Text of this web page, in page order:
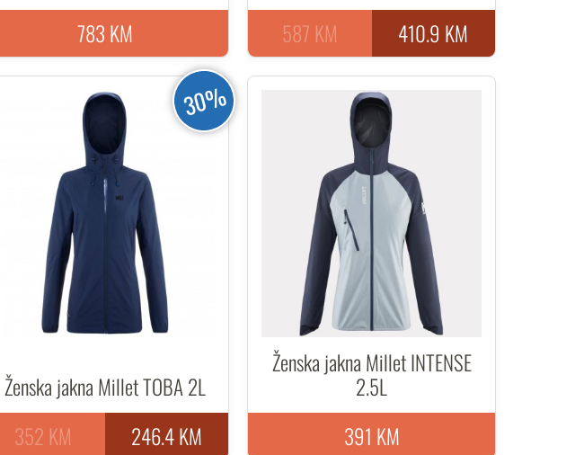
783 KM
410.9 KM
587 KM
30%
Ženska jakna Millet TOBA 2L
246.4 KM
352 KM
Ženska jakna Millet INTENSE
2.5L
391 KM